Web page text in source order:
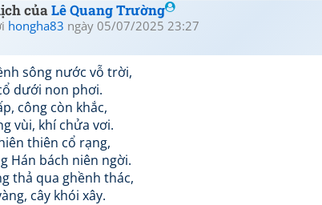
củaLê Quang Trường
hongha83 ngày 05/07/2025 23:27
sông nước vỗ trời,
dưới non phơi.
công còn khắc,
vùi, khí chửa vơi.
thiên cổ rạng,
Hán bách niên ngời.
thả qua ghềnh thác,
cây khói xây.